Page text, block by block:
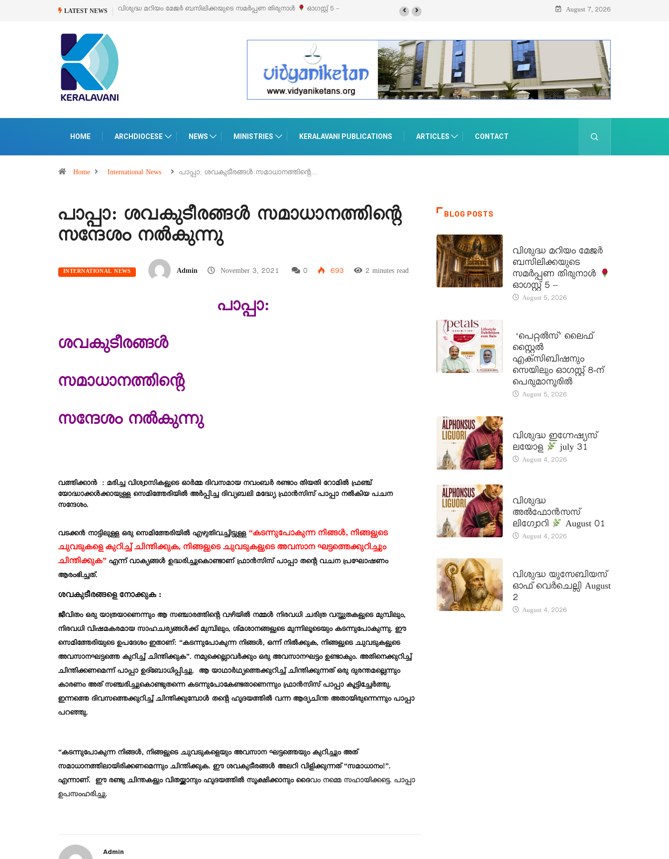
LATEST NEWSവിശുദ്ധ മറിയം മേജർ ബസിലിക്കയുടെ സമർപ്പണ തിരുനാൾ ഓഗസ്റ്റ് 5 –‘പെറ്റൽസ്’ ലൈഫ് സ്റ്റൈൽ എക്സിബിഷനും സെയിലും ഓഗസ്റ്റ് 8-ന്
August 7, 2026
HOME ARCHDIOCESE NEWS MINISTRIES KERALAVANI PUBLICATIONS ARTICLES CONTACT
Home International News പാപ്പാ: ശവകുടീരങ്ങൾ സമാധാനത്തിന്റെ…
പാപ്പാ: ശവകുടീരങ്ങൾ സമാധാനത്തിന്റെ
സന്ദേശം നൽകുന്നു
INTERNATIONAL NEWS Admin November 3, 2021 0 693 2 minutes read
പാപ്പാ:
ശവകുടീരങ്ങൾ
സമാധാനത്തിന്റെ
സന്ദേശം നൽകുന്നു
വത്തിക്കാ൯ : മരിച്ച വിശ്വാസികളുടെ ഓർമ്മ ദിവസമായ നവംബർ രണ്ടാം തിയതി റോമിൽ ഫ്രഞ്ച്
യോദ്ധാക്കൾക്കായുള്ള സെമിത്തേരിയിൽ അർപ്പിച്ച ദിവ്യബലി മദ്ധ്യേ ഫ്രാൻസിസ് പാപ്പാ നൽകിയ പചന
സന്ദേശം.
വടക്കൻ നാട്ടിലുള്ള ഒരു സെമിത്തേരിയിൽ എഴുതിവച്ചിട്ടുള്ള“കടന്നുപോകുന്ന നിങ്ങൾ, നിങ്ങളുടെ
ചുവടുകളെ കുറിച്ച് ചിന്തിക്കുക, നിങ്ങളുടെ ചുവടുകളുടെ അവസാന ഘട്ടത്തെക്കുറിച്ചും
ചിന്തിക്കുക” എന്ന് വാക്യങ്ങൾ ഉദ്ധരിച്ചുകൊണ്ടാണ് ഫ്രാൻസിസ് പാപ്പാ തന്റെ വചന പ്രഘോഷണം
ആരംഭിച്ചത്.
ശവകുടീരങ്ങളെ നോക്കുക :
ജീവിതം ഒരു യാത്രയാണെന്നും ആ സഞ്ചാരത്തിന്റെ വഴിയിൽ നമ്മൾ നിരവധി ചരിത്ര വസ്തുതകളുടെ മുമ്പിലും,
നിരവധി വിഷമകരമായ സാഹചര്യങ്ങൾക്ക് മുമ്പിലും, ശ്മശാനങ്ങളുടെ മുന്നിലൂടെയും കടന്നുപോകുന്നു. ഈ
സെമിത്തേരിയുടെ ഉപദേശം ഇതാണ്: “കടന്നുപോകുന്ന നിങ്ങൾ, ഒന്ന് നിൽക്കുക, നിങ്ങളുടെ ചുവടുകളുടെ
അവസാനഘട്ടത്തെ കുറിച്ച് ചിന്തിക്കുക”. നമുക്കെല്ലാവർക്കും ഒരു അവസാനഘട്ടം ഉണ്ടാകും. അതിനെക്കുറിച്ച്
ചിന്തിക്കണമെന്ന് പാപ്പാ ഉദ്ബോധിപ്പിച്ചു. ആ യാഥാർഥ്യത്തെക്കുറിച്ച് ചിന്തിക്കുന്നത് ഒരു ദുരന്തമല്ലെന്നും
കാരണം അത് സഞ്ചരിച്ചുകൊണ്ടുതന്നെ കടന്നുപോകേണ്ടതാണെന്നും ഫ്രാൻസിസ് പാപ്പാ കൂട്ടിച്ചേർത്തു.
ഇന്നത്തെ ദിവസത്തെക്കുറിച്ച് ചിന്തിക്കുമ്പോൾ തന്റെ ഹൃദയത്തിൽ വന്ന ആദ്യചിന്ത അതായിരുന്നെന്നും പാപ്പാ
പറഞ്ഞു.
“കടന്നുപോകുന്ന നിങ്ങൾ, നിങ്ങളുടെ ചുവടുകളെയും അവസാന ഘട്ടത്തെയും കുറിച്ചും അത്
സമാധാനത്തിലായിരിക്കണമെന്നും ചിന്തിക്കുക. ഈ ശവകുടീരങ്ങൾ അലറി വിളിക്കുന്നത് “സമാധാനം!”.
എന്നാണ്. ഈ രണ്ടു ചിന്തകളും വിതയ്ക്കാനും ഹൃദയത്തിൽ സൂക്ഷിക്കാനും ദൈവം നമ്മെ സഹായിക്കട്ടെ. പാപ്പാ
ഉപസംഹരിച്ചു.
Admin
BLOG POSTS
വിശുദ്ധ മറിയം മേജർ
ബസിലിക്കയുടെ
സമർപ്പണ തിരുനാൾ
ഓഗസ്റ്റ് 5 –
August 5, 2026
‘പെറ്റൽസ്’ ലൈഫ്
സ്റ്റൈൽ
എക്സിബിഷനും
സെയിലും ഓഗസ്റ്റ് 8-ന്
പെരുമാനൂരിൽ
August 5, 2026
വിശുദ്ധ ഇഗ്നേഷ്യസ്
ലയോള
july 31
August 4, 2026
വിശുദ്ധ
അൽഫോൻസസ്
ലിഗ്വോറി
August 01
August 4, 2026
വിശുദ്ധ യൂസേബിയസ്
ഓഫ് വെർചെല്ലി August
2
August 4, 2026